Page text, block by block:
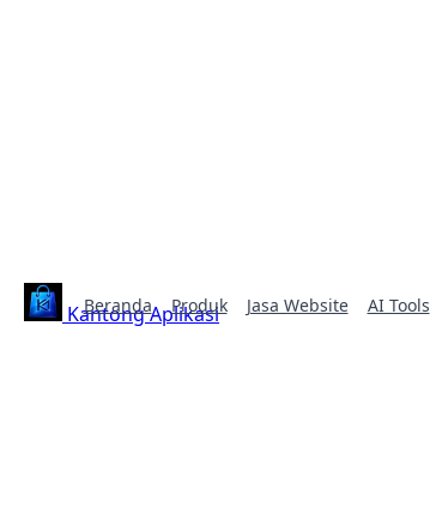
Kantong Aplikasi
Beranda Produk Jasa Website AI Tools